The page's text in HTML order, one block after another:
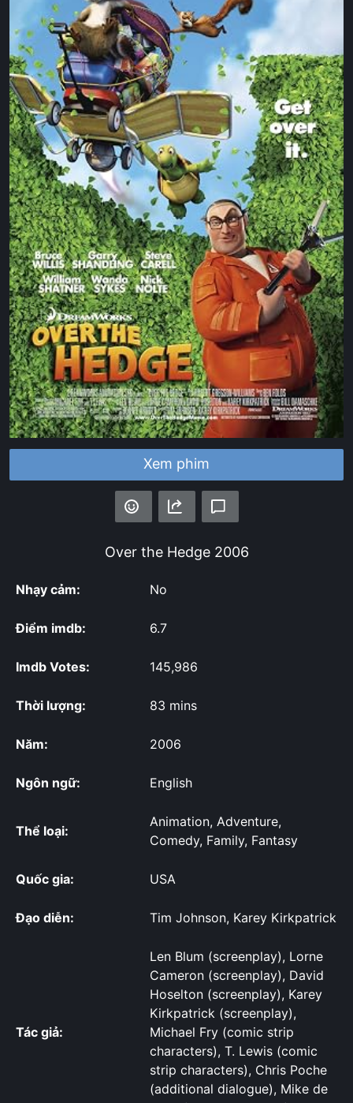
Xem phim
Over the Hedge2006
Nhạy cảm: No
Điểm imdb: 6.7
Imdb Votes: 145,986
Thời lượng: 83 mins
Năm: 2006
Ngôn ngữ: English
Thể loại:
Animation, Adventure,
Comedy, Family, Fantasy
Quốc gia: USA
Đạo diễn: Tim Johnson, Karey Kirkpatrick
Tác giả:
Len Blum (screenplay), Lorne
Cameron (screenplay), David
Hoselton (screenplay), Karey
Kirkpatrick (screenplay),
Michael Fry (comic strip
characters), T. Lewis (comic
strip characters), Chris Poche
(additional dialogue), Mike de